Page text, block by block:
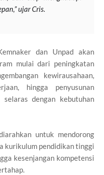
ujar Cris.
dan Unpad akan
mulai dari peningkatan
kewirausahaan,
hingga penyusunan
dengan kebutuhan
untuk mendorong
kurikulum pendidikan tinggi
kesenjangan kompetensi